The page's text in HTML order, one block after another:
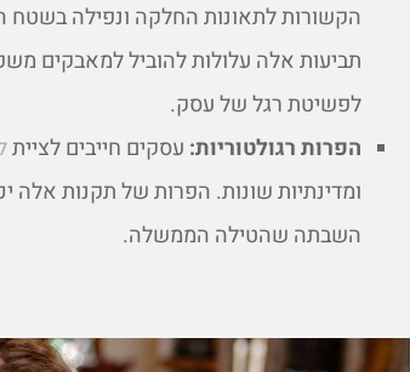
הקשורות לתאונות החלקה ונפילה בשטח
תביעות אלה עלולות להוביל למאבקים
לפשיטת רגל של עסק.
הפרות רגולטוריות: עסקים חייבים לציית
ומדינתיות שונות. הפרות של תקנות אלה
השבתה שהטילה הממשלה.